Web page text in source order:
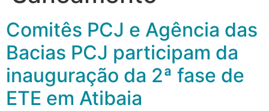
Comitês PCJ e Agência das
Bacias PCJ participam da
inauguração da 2ª fase de
ETE em Atibaia